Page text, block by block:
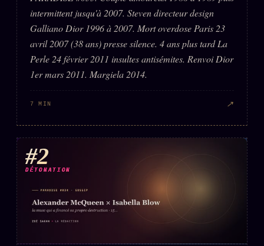
intermittent jusqu'à 2007. Steven directeur design
Galliano Dior 1996 à 2007. Mort overdose Paris 23
avril 2007 (38 ans) presse silence. 4 ans plus tard La
Perle 24 février 2011 insultes antisémites. Renvoi Dior
1er mars 2011. Margiela 2014.
7 MIN ↗
#2
DÉTONATION